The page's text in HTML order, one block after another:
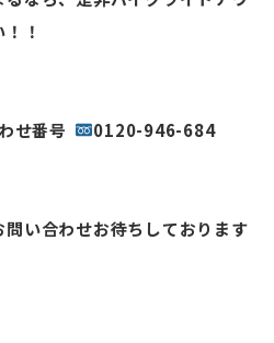
！
せ番号 0120-946-684
い合わせお待ちしております